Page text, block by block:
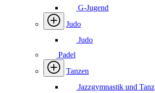
G-Jugend
Judo
Judo
Padel
Tanzen
Jazzgymnastik und Tanz